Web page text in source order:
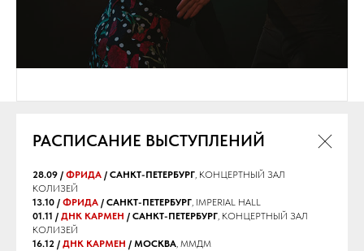
РАСПИСАНИЕ ВЫСТУПЛЕНИЙ
28.09 / ФРИДА / САНКТ-ПЕТЕРБУРГ, КОНЦЕРТНЫЙ ЗАЛ
КОЛИЗЕЙ
13.10 / ФРИДА / САНКТ-ПЕТЕРБУРГ, IMPERIAL HALL
01.11 / ДНК КАРМЕН / САНКТ-ПЕТЕРБУРГ, КОНЦЕРТНЫЙ ЗАЛ
КОЛИЗЕЙ
16.12 / ДНК КАРМЕН / МОСКВА, ММДМ